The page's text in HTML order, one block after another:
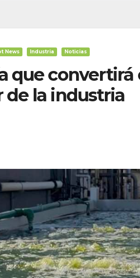
News Industria Noticias
que convertirá
de la industria